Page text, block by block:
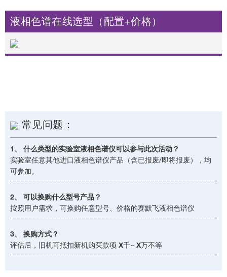
液相色谱在线选型（配置+价格）
常见问题：
1、 什么类型的实验室液相色谱仪可以参与此次活动？
实验室任意其他进口液相色谱仪产品（含已报废/即将报废），均
可参加。
2、 可以换购什么型号产品？
按照用户需求，可换购任意型号、价格的赛默飞液相色谱仪
3、 换购方式？
评估后，旧机可抵扣新机购买款项 X千~ X万不等